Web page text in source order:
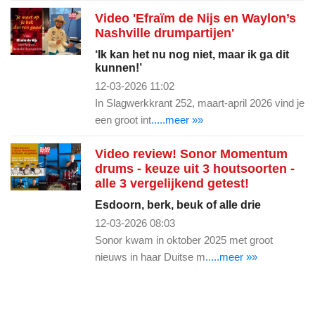
Video 'Efraïm de Nijs en Waylon’s
Nashville drumpartijen'
‘Ik kan het nu nog niet, maar ik ga dit
kunnen!’
12-03-2026 11:02
In Slagwerkkrant 252, maart-april 2026 vind je
een groot int.....meer »»
Video review! Sonor Momentum
drums - keuze uit 3 houtsoorten -
alle 3 vergelijkend getest!
Esdoorn, berk, beuk of alle drie
12-03-2026 08:03
Sonor kwam in oktober 2025 met groot
nieuws in haar Duitse m.....meer »»